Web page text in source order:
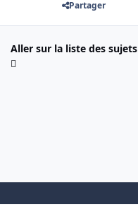
Partager
Aller sur la liste des sujets